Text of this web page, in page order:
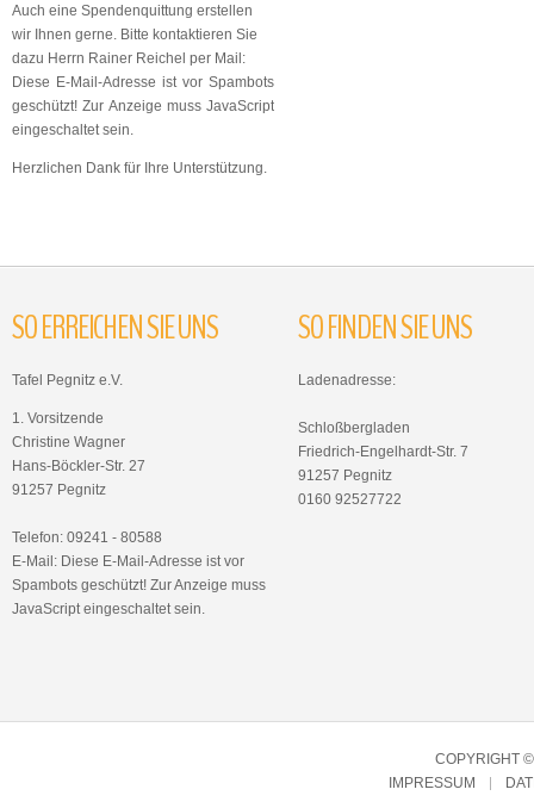
Auch eine Spendenquittung erstellen
wir Ihnen gerne. Bitte kontaktieren Sie
dazu Herrn Rainer Reichel per Mail:
Diese E-Mail-Adresse ist vor Spambots
geschützt! Zur Anzeige muss JavaScript
eingeschaltet sein.
Herzlichen Dank für Ihre Unterstützung.
SOERREICHENSIEUNS
Tafel Pegnitz e.V.
1. Vorsitzende
Christine Wagner
Hans-Böckler-Str. 27
91257 Pegnitz
Telefon: 09241 - 80588
E-Mail: Diese E-Mail-Adresse ist vor
Spambots geschützt! Zur Anzeige muss
JavaScript eingeschaltet sein.
SOFINDENSIEUNS
Ladenadresse:
Schloßbergladen
Friedrich-Engelhardt-Str. 7
91257 Pegnitz
0160 92527722
COPYRIGHT
IMPRESSUM